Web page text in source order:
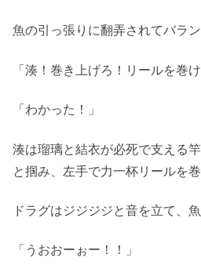
魚の引っ張りに翻弄されてバラン
「湊！巻き上げろ！リールを巻
「わかった！」
湊は瑠璃と結衣が必死で支える
と掴み、左手で力一杯リールを巻
ドラグはジジジジと音を立て、魚
「うおおーぉー！！」